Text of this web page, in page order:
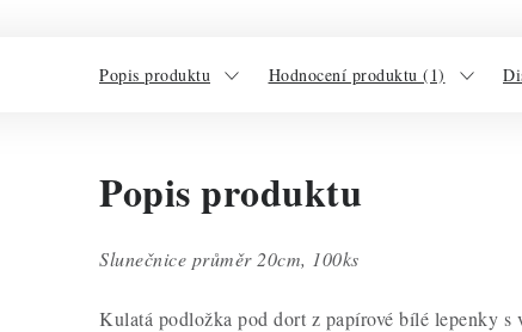
Popis produktu Hodnocení produktu (1)
Popis produktu
Slunečnice průměr 20cm, 100ks
Kulatá podložka pod dort z papírové bílé lepenky